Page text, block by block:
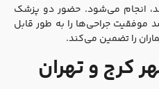
انجام می‌شود. حضور دو پزشک
جراحی‌ها را به طور قابل
را تضمین می‌کند.
کرج و تهران